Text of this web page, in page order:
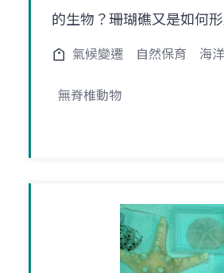
的生物？珊瑚礁又是如何
氣候變遷 自然保育 海
無脊椎動物